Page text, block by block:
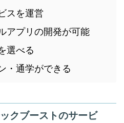
スを運営
アプリの開発が可能
選べる
・通学ができる
クブーストのサービ